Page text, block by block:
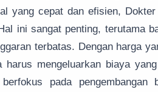
yang cepat dan efisien,
ini sangat penting, terutama
terbatas. Dengan harga
mengeluarkan biaya
pada pengembangan